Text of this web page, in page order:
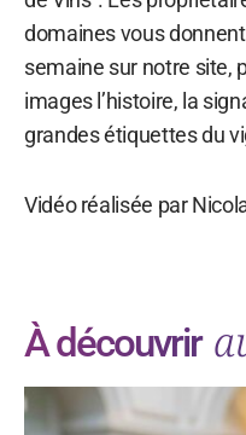
domaines vous
semaine sur notre site,
images l’histoire, la
grandes étiquettes du
Vidéo réalisée par
À découvrir